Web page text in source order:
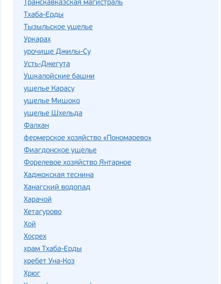
Транскавказская магистраль
Тхаба-Ерды
Тызыльское ущелье
Уркарах
урочище Джилы-Су
Усть-Джегута
Ушкалойские башни
ущелье Карасу
ущелье Мишоко
ущелье Шхельда
Фалхан
фермерское хозяйство «Пономарево»
Фиагдонское ущелье
Форелевое хозяйство Янтарное
Хаджокская теснина
Ханагский водопад
Харачой
Хетагурово
Хой
Хосрех
храм Тхаба-Ерды
хребет Уна-Коз
Хрюг